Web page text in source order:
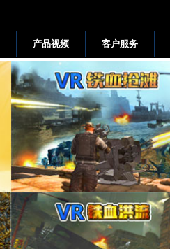
产品视频 客户服务